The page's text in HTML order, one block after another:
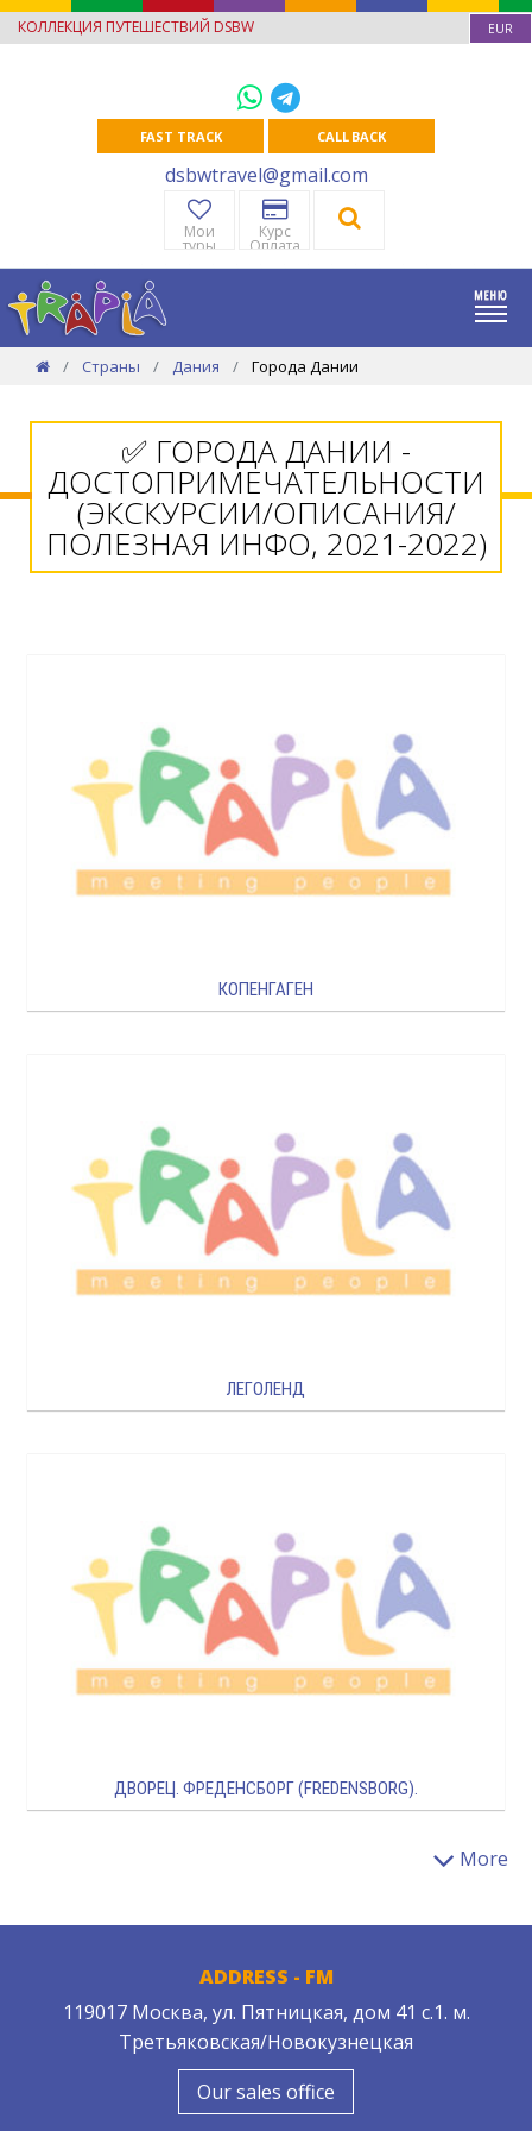
КОЛЛЕКЦИЯ ПУТЕШЕСТВИЙ DSBW EUR
FAST TRACK CALL BACK
dsbwtravel@gmail.com
Мои
туры
Курс
Оплата
Страны Дания Города Дании
✅ ГОРОДА ДАНИИ -
ДОСТОПРИМЕЧАТЕЛЬНОСТИ
(ЭКСКУРСИИ/ОПИСАНИЯ/
ПОЛЕЗНАЯ ИНФО, 2021-2022)
КОПЕНГАГЕН
ЛЕГОЛЕНД
ДВОРЕЦ. ФРЕДЕНСБОРГ (FREDENSBORG).
More
ADDRESS - FM
119017 Москва, ул. Пятницкая, дом 41 с.1. м.
Третьяковская/Новокузнецкая
Our sales office